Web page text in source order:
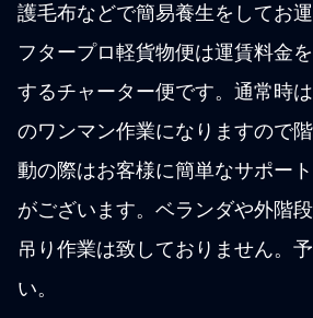
護毛布などで簡易養生をしてお
フタープロ軽貨物便は運賃料金
するチャーター便です。通常時
のワンマン作業になりますので
動の際はお客様に簡単なサポー
がございます。ベランダや外階
吊り作業は致しておりません。
い。